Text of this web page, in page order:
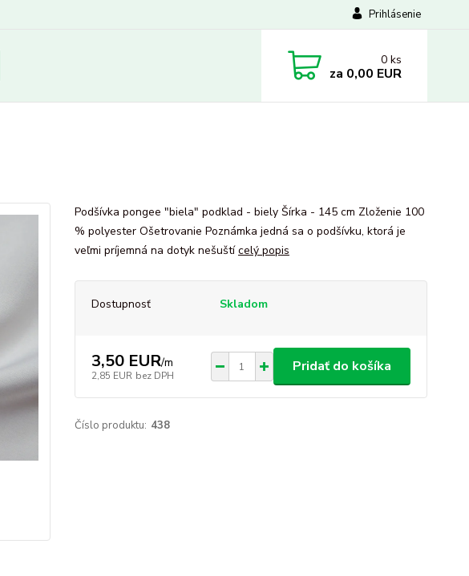
Prihlásenie
0 ks
za 0,00 EUR
Podšívka pongee "biela" podklad - biely Šírka - 145 cm Zloženie 100
% polyester Ošetrovanie Poznámka jedná sa o podšívku, ktorá je
veľmi príjemná na dotyk nešuštícelý popis
Dostupnosť Skladom
3,50 EUR/m
2,85 EUR bez DPH
Pridať do košíka
Číslo produktu: 438